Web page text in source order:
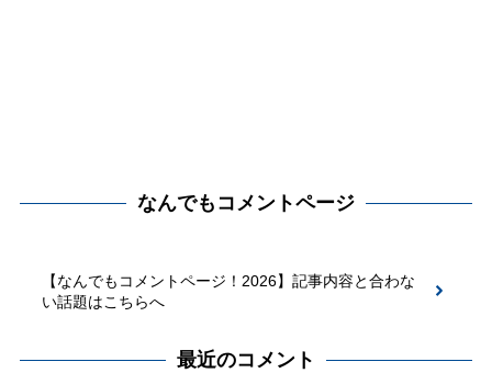
なんでもコメントページ
【なんでもコメントページ！2026】記事内容と合わな
い話題はこちらへ
最近のコメント